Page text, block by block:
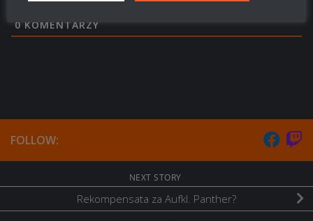
0KOMENTARZY
FOLLOW:
NEXT STORY
Rekompensata za Aufkl. Panther?